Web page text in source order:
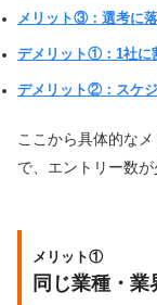
メリット③：選考に
デメリット①：1社に
デメリット②：スケ
ここから具体的な
で、エントリー数
メリット①
同じ業種・